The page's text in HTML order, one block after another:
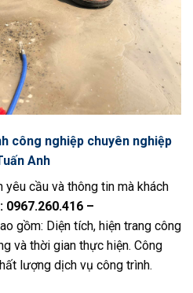
công nghiệp chuyên nghiệp
Anh
yêu cầu và thông tin mà khách
0967.260.416 –
gồm: Diện tích, hiện trang công
và thời gian thực hiện. Công
lượng dịch vụ công trình.